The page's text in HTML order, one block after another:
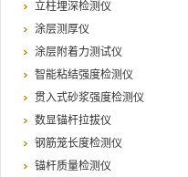
立柱埋深检测仪
涂层测厚仪
涂层附着力测试仪
智能粘结强度检测仪
贯入式砂浆强度检测仪
数显锚杆拉拔仪
钢筋笼长度检测仪
锚杆质量检测仪